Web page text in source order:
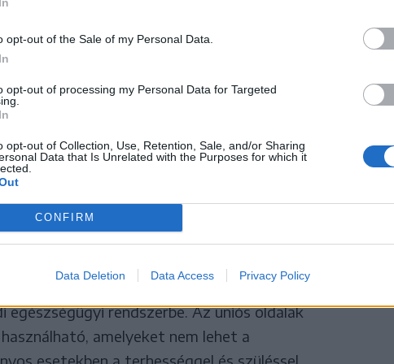
opt-out of the Sale of my Personal Data.
opt-out of processing my Personal Data for Targeted
opt-out of Collection, Use, Retention, Sale, and/or Sharing
Data that Is Unrelated with the Purposes for which it
CONFIRM
Data Deletion Data Access Privacy Policy
mellett kell biztosítani
adott ország ott biztosított
helyieknek ingyenes, ott a kártyabirtokosnak
vagy hozzájárulás van, azt neki is meg kell
hogy váratlan megbetegedés, baleset vagy
a biztosított nem teljesen magánúton,
egészségügyi rendszerbe. Az uniós oldalak
amelyeket nem lehet a